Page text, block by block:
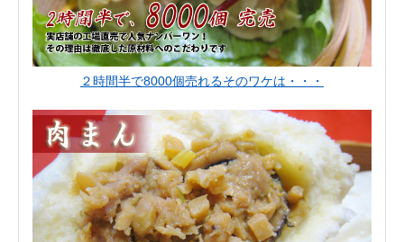
２時間半で8000個売れるそのワケは・・・